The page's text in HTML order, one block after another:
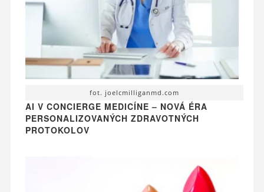
fot. joelcmilliganmd.com
AI V CONCIERGE MEDICÍNE – NOVÁ ÉRA
PERSONALIZOVANÝCH ZDRAVOTNÝCH
PROTOKOLOV